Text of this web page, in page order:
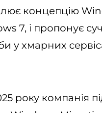
концепцію
7, і пропонує
у хмарних
року компанія